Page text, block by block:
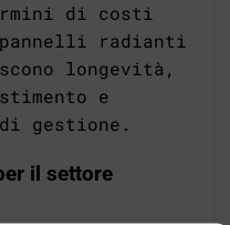
di costi
radianti
longevità,
e
gestione.
il settore